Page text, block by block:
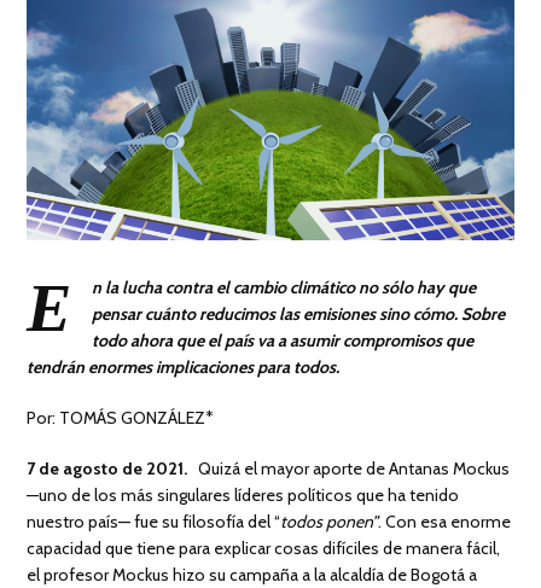
E
n la lucha contra el cambio climático no sólo hay que
pensar cuánto reducimos las emisiones sino cómo. Sobre
todo ahora que el país va a asumir compromisos que
tendrán enormes implicaciones para todos.
Por: TOMÁS GONZÁLEZ*
7 de agosto de 2021. Quizá el mayor aporte de Antanas Mockus
—uno de los más singulares líderes políticos que ha tenido
nuestro país— fue su filosofía del “todos ponen”. Con esa enorme
capacidad que tiene para explicar cosas difíciles de manera fácil,
el profesor Mockus hizo su campaña a la alcaldía de Bogotá a